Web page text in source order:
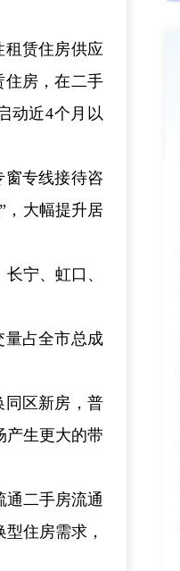
租赁住房供应
住房，在二手
动近4个月以
窗专线接待咨
，大幅提升居
宁、虹口、
量占全市总成
同区新房，普
产生更大的带
通二手房流通
住房需求，